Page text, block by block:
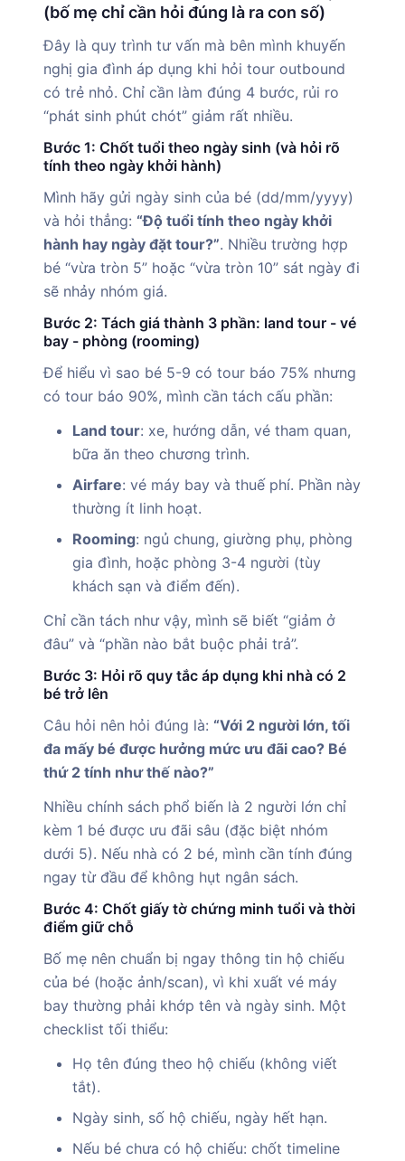
(bố mẹ chỉ cần hỏi đúng là ra con số)
Đây là quy trình tư vấn mà bên mình khuyến
nghị gia đình áp dụng khi hỏi tour outbound
có trẻ nhỏ. Chỉ cần làm đúng 4 bước, rủi ro
“phát sinh phút chót” giảm rất nhiều.
Bước 1: Chốt tuổi theo ngày sinh (và hỏi rõ
tính theo ngày khởi hành)
Mình hãy gửi ngày sinh của bé (dd/mm/yyyy)
và hỏi thẳng: “Độ tuổi tính theo ngày khởi
hành hay ngày đặt tour?”. Nhiều trường hợp
bé “vừa tròn 5” hoặc “vừa tròn 10” sát ngày đi
sẽ nhảy nhóm giá.
Bước 2: Tách giá thành 3 phần: land tour - vé
bay - phòng (rooming)
Để hiểu vì sao bé 5-9 có tour báo 75% nhưng
có tour báo 90%, mình cần tách cấu phần:
Land tour: xe, hướng dẫn, vé tham quan,
bữa ăn theo chương trình.
Airfare: vé máy bay và thuế phí. Phần này
thường ít linh hoạt.
Rooming: ngủ chung, giường phụ, phòng
gia đình, hoặc phòng 3-4 người (tùy
khách sạn và điểm đến).
Chỉ cần tách như vậy, mình sẽ biết “giảm ở
đâu” và “phần nào bắt buộc phải trả”.
Bước 3: Hỏi rõ quy tắc áp dụng khi nhà có 2
bé trở lên
Câu hỏi nên hỏi đúng là: “Với 2 người lớn, tối
đa mấy bé được hưởng mức ưu đãi cao? Bé
thứ 2 tính như thế nào?”
Nhiều chính sách phổ biến là 2 người lớn chỉ
kèm 1 bé được ưu đãi sâu (đặc biệt nhóm
dưới 5). Nếu nhà có 2 bé, mình cần tính đúng
ngay từ đầu để không hụt ngân sách.
Bước 4: Chốt giấy tờ chứng minh tuổi và thời
điểm giữ chỗ
Bố mẹ nên chuẩn bị ngay thông tin hộ chiếu
của bé (hoặc ảnh/scan), vì khi xuất vé máy
bay thường phải khớp tên và ngày sinh. Một
checklist tối thiểu:
Họ tên đúng theo hộ chiếu (không viết
tắt).
Ngày sinh, số hộ chiếu, ngày hết hạn.
Nếu bé chưa có hộ chiếu: chốt timeline